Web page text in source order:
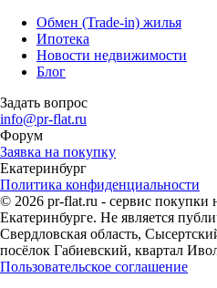
Обмен (Trade-in) жилья
Ипотека
Новости недвижимости
Блог
Задать вопрос
info@pr-flat.ru
Форум
Заявка на покупку
Екатеринбург
Политика конфиденциальности
© 2026 pr-flat.ru - сервис покупки
Екатеринбурге. Не является
Свердловская область,
посёлок Габиевский, квартал
Пользовательское соглашение